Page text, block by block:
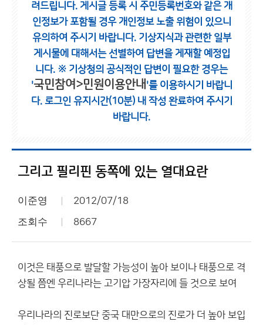
려드립니다. 게시글 등록 시 주민등록번호와 같은 개
인정보가 포함될 경우 개인정보 노출 위험이 있으니
유의하여 주시기 바랍니다. 기상지식과 관련한 일부
게시물에 대해서는 선별하여 답변을 게재할 예정입
니다. ※ 기상청의 공식적인 답변이 필요한 경우는
'국민참여>민원이용안내 '를 이용하시기 바랍니
다. 로그인 유지시간(10분) 내 작성 완료하여 주시기
바랍니다.
그리고 필리핀 동쪽에 있는 열대요란
이준영 2012/07/18
조회수 8667
이것은 태풍으로 발달할 가능성이 높아 보이나 태풍으로 격
상될 쯤엔 우리나라는 고기압 가장자리에 들 것으로 보여
우리나라의 진로보단 중국 대만으로의 진로가 더 높아 보입